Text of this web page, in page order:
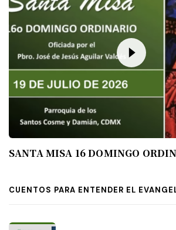
SANTA MISA 16 DOMINGO
CUENTOS PARA ENTENDER EL